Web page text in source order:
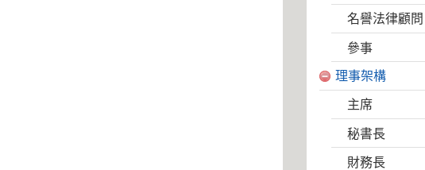
名譽法律顧問
參事
理事架構
主席
秘書長
財務長